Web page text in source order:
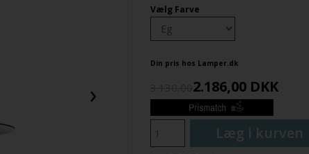
›
Vælg Farve
Din pris hos Lamper.dk
2.186,00 DKK
Læg i kurven